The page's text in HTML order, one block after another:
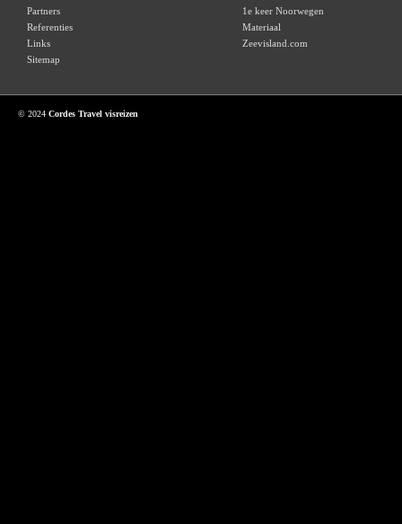
Partners
Referenties
Links
Sitemap
1e keer Noorwegen
Materiaal
Zeevisland.com
© 2024 Cordes Travel visreizen